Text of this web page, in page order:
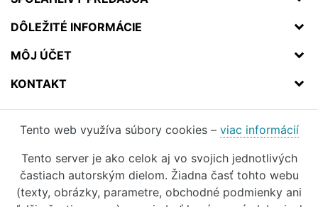
DÔLEŽITÉ INFORMÁCIE
MÔJ ÚČET
KONTAKT
Tento web využíva súbory cookies – viac informácií
Tento server je ako celok aj vo svojich jednotlivých
častiach autorským dielom. Žiadna časť tohto webu
(texty, obrázky, parametre, obchodné podmienky ani